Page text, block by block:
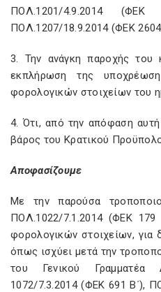
ΠΟΛ.1201/4.9.2014 (ΦΕΚ
ΠΟΛ.1207/18.9.2014 (ΦΕΚ 2604
3. Την ανάγκη παροχής του
εκπλήρωση της
φορολογικών στοιχείων του
4. Ότι, από την απόφαση
βάρος του Κρατικού
Αποφασίζουμε
Με την παρούσα
ΠΟΛ.1022/7.1.2014 (ΦΕΚ 179
φορολογικών στοιχείων,
όπως ισχύει μετά την
του Γενικού
1072/7.3.2014 (ΦΕΚ 691 Β΄),